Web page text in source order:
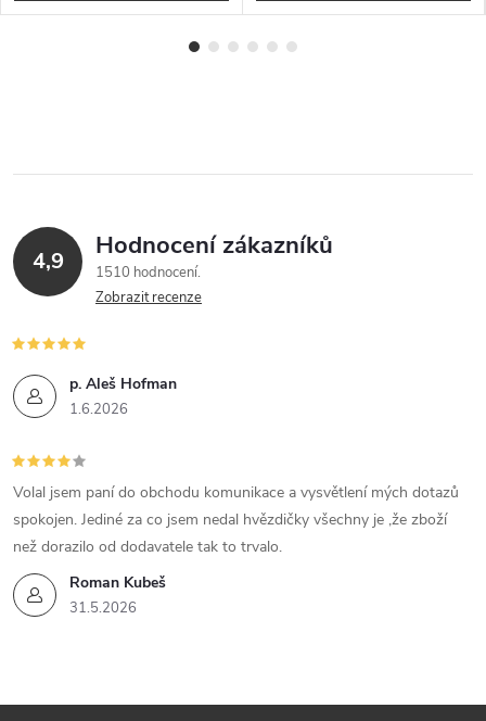
4,9 Hodnocení zákazníků
1510 hodnocení
Zobrazit recenze
p. Aleš Hofman
1.6.2026
Roman Kubeš
31.5.2026
Volal jsem paní do obchodu komunikace a vysvětlení mých dotazů
spokojen. Jediné za co jsem nedal hvězdičky všechny je ,že zboží
než dorazilo od dodavatele tak to trvalo.